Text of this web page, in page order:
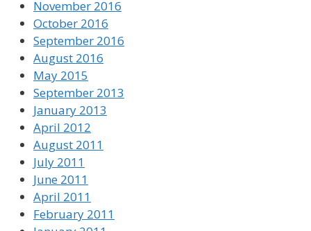
November 2016
October 2016
September 2016
August 2016
May 2015
September 2013
January 2013
April 2012
August 2011
July 2011
June 2011
April 2011
February 2011